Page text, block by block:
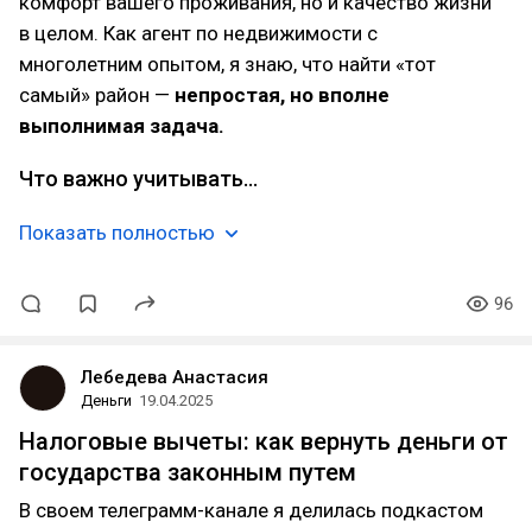
в целом. Как агент по недвижимости с
многолетним опытом, я знаю, что найти «тот
самый» район — непростая, но вполне
выполнимая задача.
Что важно учитывать…
Показать полностью
96
Лебедева Анастасия
Деньги 19.04.2025
Налоговые вычеты: как вернуть деньги от
государства законным путем
В своем телеграмм-канале я делилась подкастом